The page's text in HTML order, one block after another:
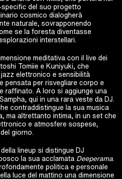
del suo progetto
cosmico dialogherà
naturale, sovrapponendo
se la foresta diventasse
interstellari.
meditativa con il live dei
Tomiie e Kuniyuki, che
elettronico e sensibilità
pensata per risvegliare corpo e
raffinato. A loro si aggiunge una
qui in una rara veste da DJ.
contraddistingue la sua musica
ma altrettanto intima, in un set che
e atmosfere sospese,
giorno.
lineup si distingue DJ
la sua acclamata Deeperama.
politica e personale
luce del mattino una dimensione